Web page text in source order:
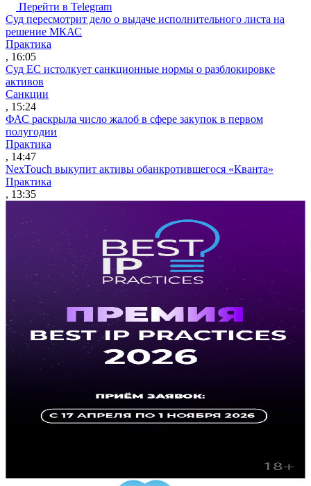
Перейти в Telegram
Суд пересмотрит дело о выдаче исполнительного листа на
решение МКАС
Практика
, 16:05
Суд ЕС истолкует санкционные нормы о разблокировке
активов
Санкции
, 15:24
ФАС раскрыла число жалоб в сфере закупок в первом
полугодии
Практика
, 14:47
NexTouch выкупит активы обанкротившегося «Кванта»
Практика
, 13:35